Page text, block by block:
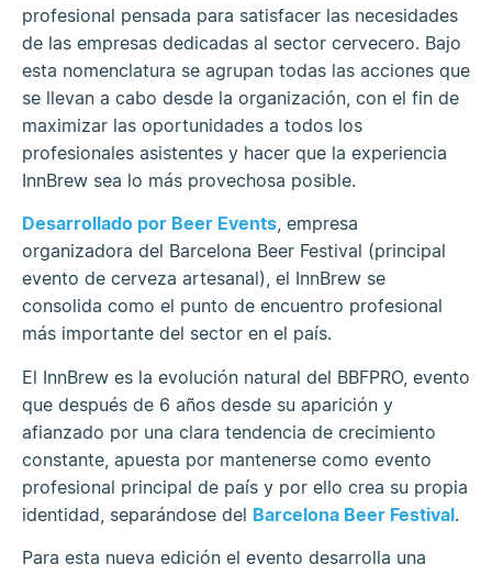
profesional pensada para satisfacer las necesidades
de las empresas dedicadas al sector cervecero. Bajo
esta nomenclatura se agrupan todas las acciones que
se llevan a cabo desde la organización, con el fin de
maximizar las oportunidades a todos los
profesionales asistentes y hacer que la experiencia
InnBrew sea lo más provechosa posible.
Desarrollado por Beer Events, empresa
organizadora del Barcelona Beer Festival (principal
evento de cerveza artesanal), el InnBrew se
consolida como el punto de encuentro profesional
más importante del sector en el país.
El InnBrew es la evolución natural del BBFPRO, evento
que después de 6 años desde su aparición y
afianzado por una clara tendencia de crecimiento
constante, apuesta por mantenerse como evento
profesional principal de país y por ello crea su propia
identidad, separándose del Barcelona Beer Festival.
Para esta nueva edición el evento desarrolla una